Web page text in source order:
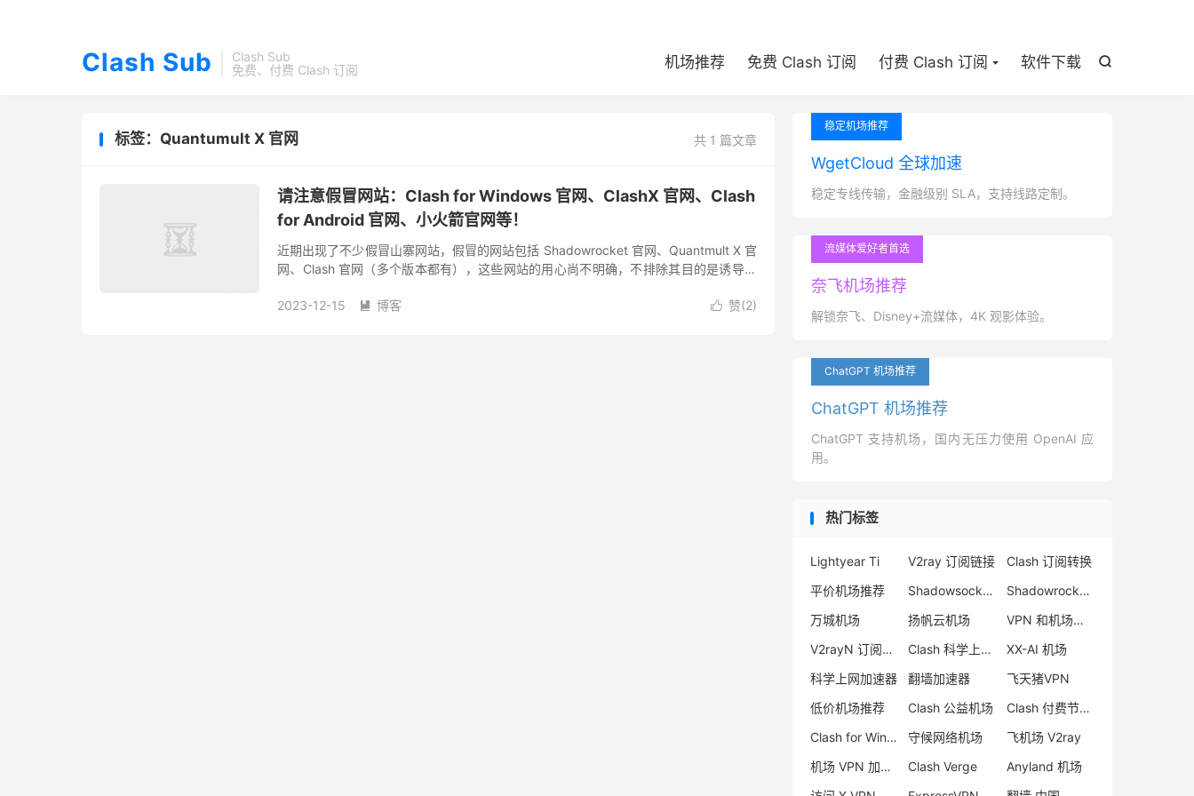
Clash Sub
Clash Sub
免费、付费 Clash 订阅

机场推荐 免费 Clash 订阅 付费 Clash 订阅 软件下载
共 1 篇文章
标签：Quantumult X 官网
请注意假冒网站：Clash for Windows 官网、ClashX 官网、Clash
for Android 官网、小火箭官网等！
近期出现了不少假冒山寨网站，假冒的网站包括 Shadowrocket 官网、Quantmult X 官
网、Clash 官网（多个版本都有），这些网站的用心尚不明确，不排除其目的是诱导用
 赞(2)
2023-12-15  博客
稳定机场推荐
WgetCloud 全球加速
稳定专线传输，金融级别 SLA，支持线路定制。
流媒体爱好者首选
奈飞机场推荐
解锁奈飞、Disney+流媒体，4K 观影体验。
ChatGPT 机场推荐
ChatGPT 机场推荐
ChatGPT 支持机场，国内无压力使用 OpenAI 应
用。
热门标签
Lightyear Ti V2ray 订阅链接
Clash 订阅转换
平价机场推荐
Shadowsocks 机场推荐
Shadowrocket 小火箭
万城机场
扬帆云机场
VPN 和机场区别
V2rayN 订阅转 sing-box
Clash 科学上网教程
XX-AI 机场
科学上网加速器
翻墙加速器
飞天猪VPN
低价机场推荐
Clash 公益机场
Clash 付费节点购买
Clash for Windows 替代品
守候网络机场
飞机场 V2ray
机场 VPN 加速器
Clash Verge
Anyland 机场